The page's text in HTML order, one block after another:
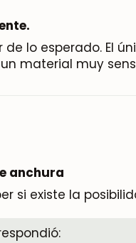
de lo esperado. El
un material muy
anchura
si existe la